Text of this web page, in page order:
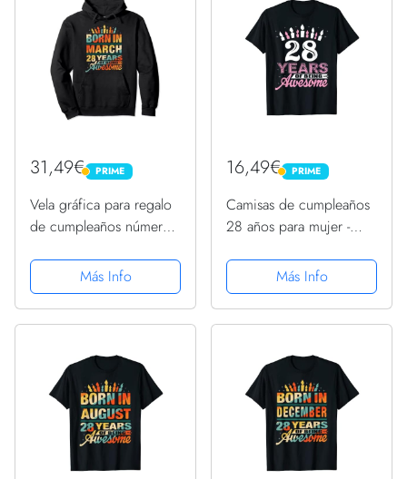
31,49€ PRIME
PRIME
Vela gráfica para regalo
de cumpleaños número
Sudadera con Capucha
Más Info
16,49€ PRIME
PRIME
Camisas de cumpleaños
28 años para mujer -
Más Info